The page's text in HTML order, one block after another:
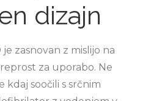
dizajn
zasnovan z mislijo na
za uporabo. Ne
kdaj soočili s srčnim